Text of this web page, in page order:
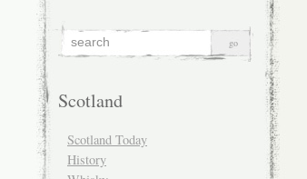
Scotland
Scotland Today
History